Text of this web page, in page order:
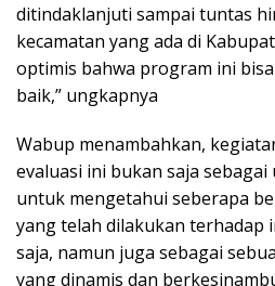
ditindaklanjuti sampai tuntas
kecamatan yang ada di
optimis bahwa program ini
baik,” ungkapnya
Wabup menambahkan,
evaluasi ini bukan saja sebagai
untuk mengetahui seberapa
yang telah dilakukan terhadap
saja, namun juga sebagai
yang dinamis dan